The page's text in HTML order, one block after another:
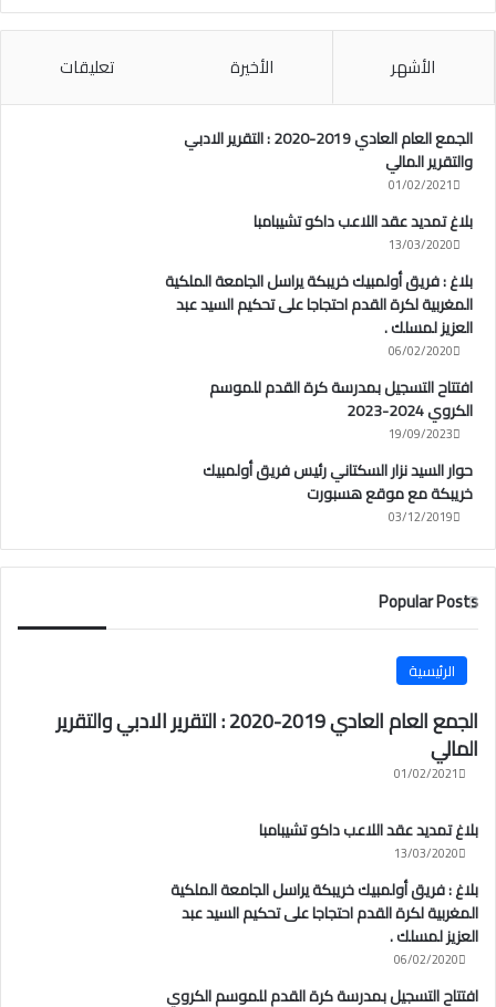
الأشهر الأخيرة تعليقات
الجمع العام العادي 2019-2020 : التقرير الادبي
والتقرير المالي
01/02/2021
بلاغ تمديد عقد اللاعب داكو تشيبامبا
13/03/2020
بلاغ : فريق أولمبيك خريبكة يراسل الجامعة الملكية
المغربية لكرة القدم احتجاجا على تحكيم السيد عبد
العزيز لمسلك .
06/02/2020
افتتاح التسجيل بمدرسة كرة القدم للموسم
الكروي 2024-2023
19/09/2023
حوار السيد نزار السكتاني رئيس فريق أولمبيك
خريبكة مع موقع هسبورت
03/12/2019
Popular Posts
الرئيسية
الجمع العام العادي 2019-2020 : التقرير الادبي والتقرير
المالي
01/02/2021
بلاغ تمديد عقد اللاعب داكو تشيبامبا
13/03/2020
بلاغ : فريق أولمبيك خريبكة يراسل الجامعة الملكية
المغربية لكرة القدم احتجاجا على تحكيم السيد عبد
العزيز لمسلك .
06/02/2020
افتتاح التسجيل بمدرسة كرة القدم للموسم الكروي